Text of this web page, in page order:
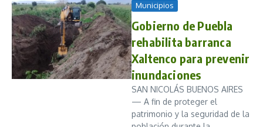
Municipios
Gobierno de Puebla
rehabilita barranca
Xaltenco para prevenir
inundaciones
SAN NICOLÁS BUENOS AIRES
— A fin de proteger el
patrimonio y la seguridad de la